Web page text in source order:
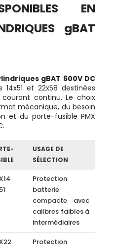
EN
gBAT
gBAT 600V DC
et 22x58 destinées
continu. Le choix
mécanique, du besoin
et du porte-fusible PMX
USAGE DE
SÉLECTION
Protection
batterie
compacte avec
calibres faibles à
intermédiaires
Protection